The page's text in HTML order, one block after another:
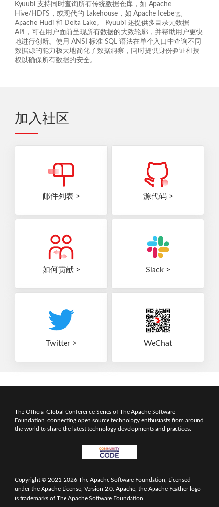
Kyuubi 支持同时查询所有传统数据仓库，如 Apache
Hive/HDFS，或现代的 Lakehouse，如 Apache Iceberg、
Apache Hudi 和 Delta Lake。 Kyuubi 还提供多目录元数据
API，可在用户面前呈现所有数据的大致轮廓，并帮助用户更快
地进行创新。使用 ANSI 标准 SQL 语法在单个入口中查询不同
数据源的能力极大地简化了数据洞察，同时提供身份验证和授
权以确保所有数据的安全。
加入社区
邮件列表 源代码
如何贡献 Slack
Twitter WeChat
The Official Global Conference Series of The Apache Software
Foundation, connecting open source technology enthusiasts from around
the world to share the latest technology developments and practices.
Copyright © 2021-2026 The Apache Software Foundation, Licensed
under the Apache License, Version 2.0. Apache, the Apache Feather logo
is trademarks of The Apache Software Foundation.